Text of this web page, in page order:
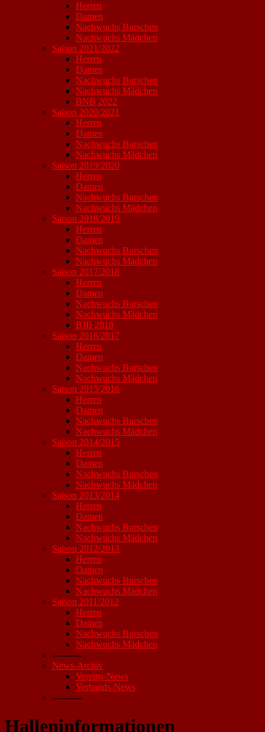
Herren
Damen
Nachwuchs Burschen
Nachwuchs Mädchen
Saison 2021/2022
Herren
Damen
Nachwuchs Burschen
Nachwuchs Mädchen
BNB 2022
Saison 2020/2021
Herren
Damen
Nachwuchs Burschen
Nachwuchs Mädchen
Saison 2019/2020
Herren
Damen
Nachwuchs Burschen
Nachwuchs Mädchen
Saison 2018/2019
Herren
Damen
Nachwuchs Burschen
Nachwuchs Mädchen
Saison 2017/2018
Herren
Damen
Nachwuchs Burschen
Nachwuchs Mädchen
BJB 2018
Saison 2016/2017
Herren
Damen
Nachwuchs Burschen
Nachwuchs Mädchen
Saison 2015/2016
Herren
Damen
Nachwuchs Burschen
Nachwuchs Mädchen
Saison 2014/2015
Herren
Damen
Nachwuchs Burschen
Nachwuchs Mädchen
Saison 2013/2014
Herren
Damen
Nachwuchs Burschen
Nachwuchs Mädchen
Saison 2012/2013
Herren
Damen
Nachwuchs Burschen
Nachwuchs Mädchen
Saison 2011/2012
Herren
Damen
Nachwuchs Burschen
Nachwuchs Mädchen
----------
News-Archiv
Vereins-News
Verbands-News
----------
Halleninformationen